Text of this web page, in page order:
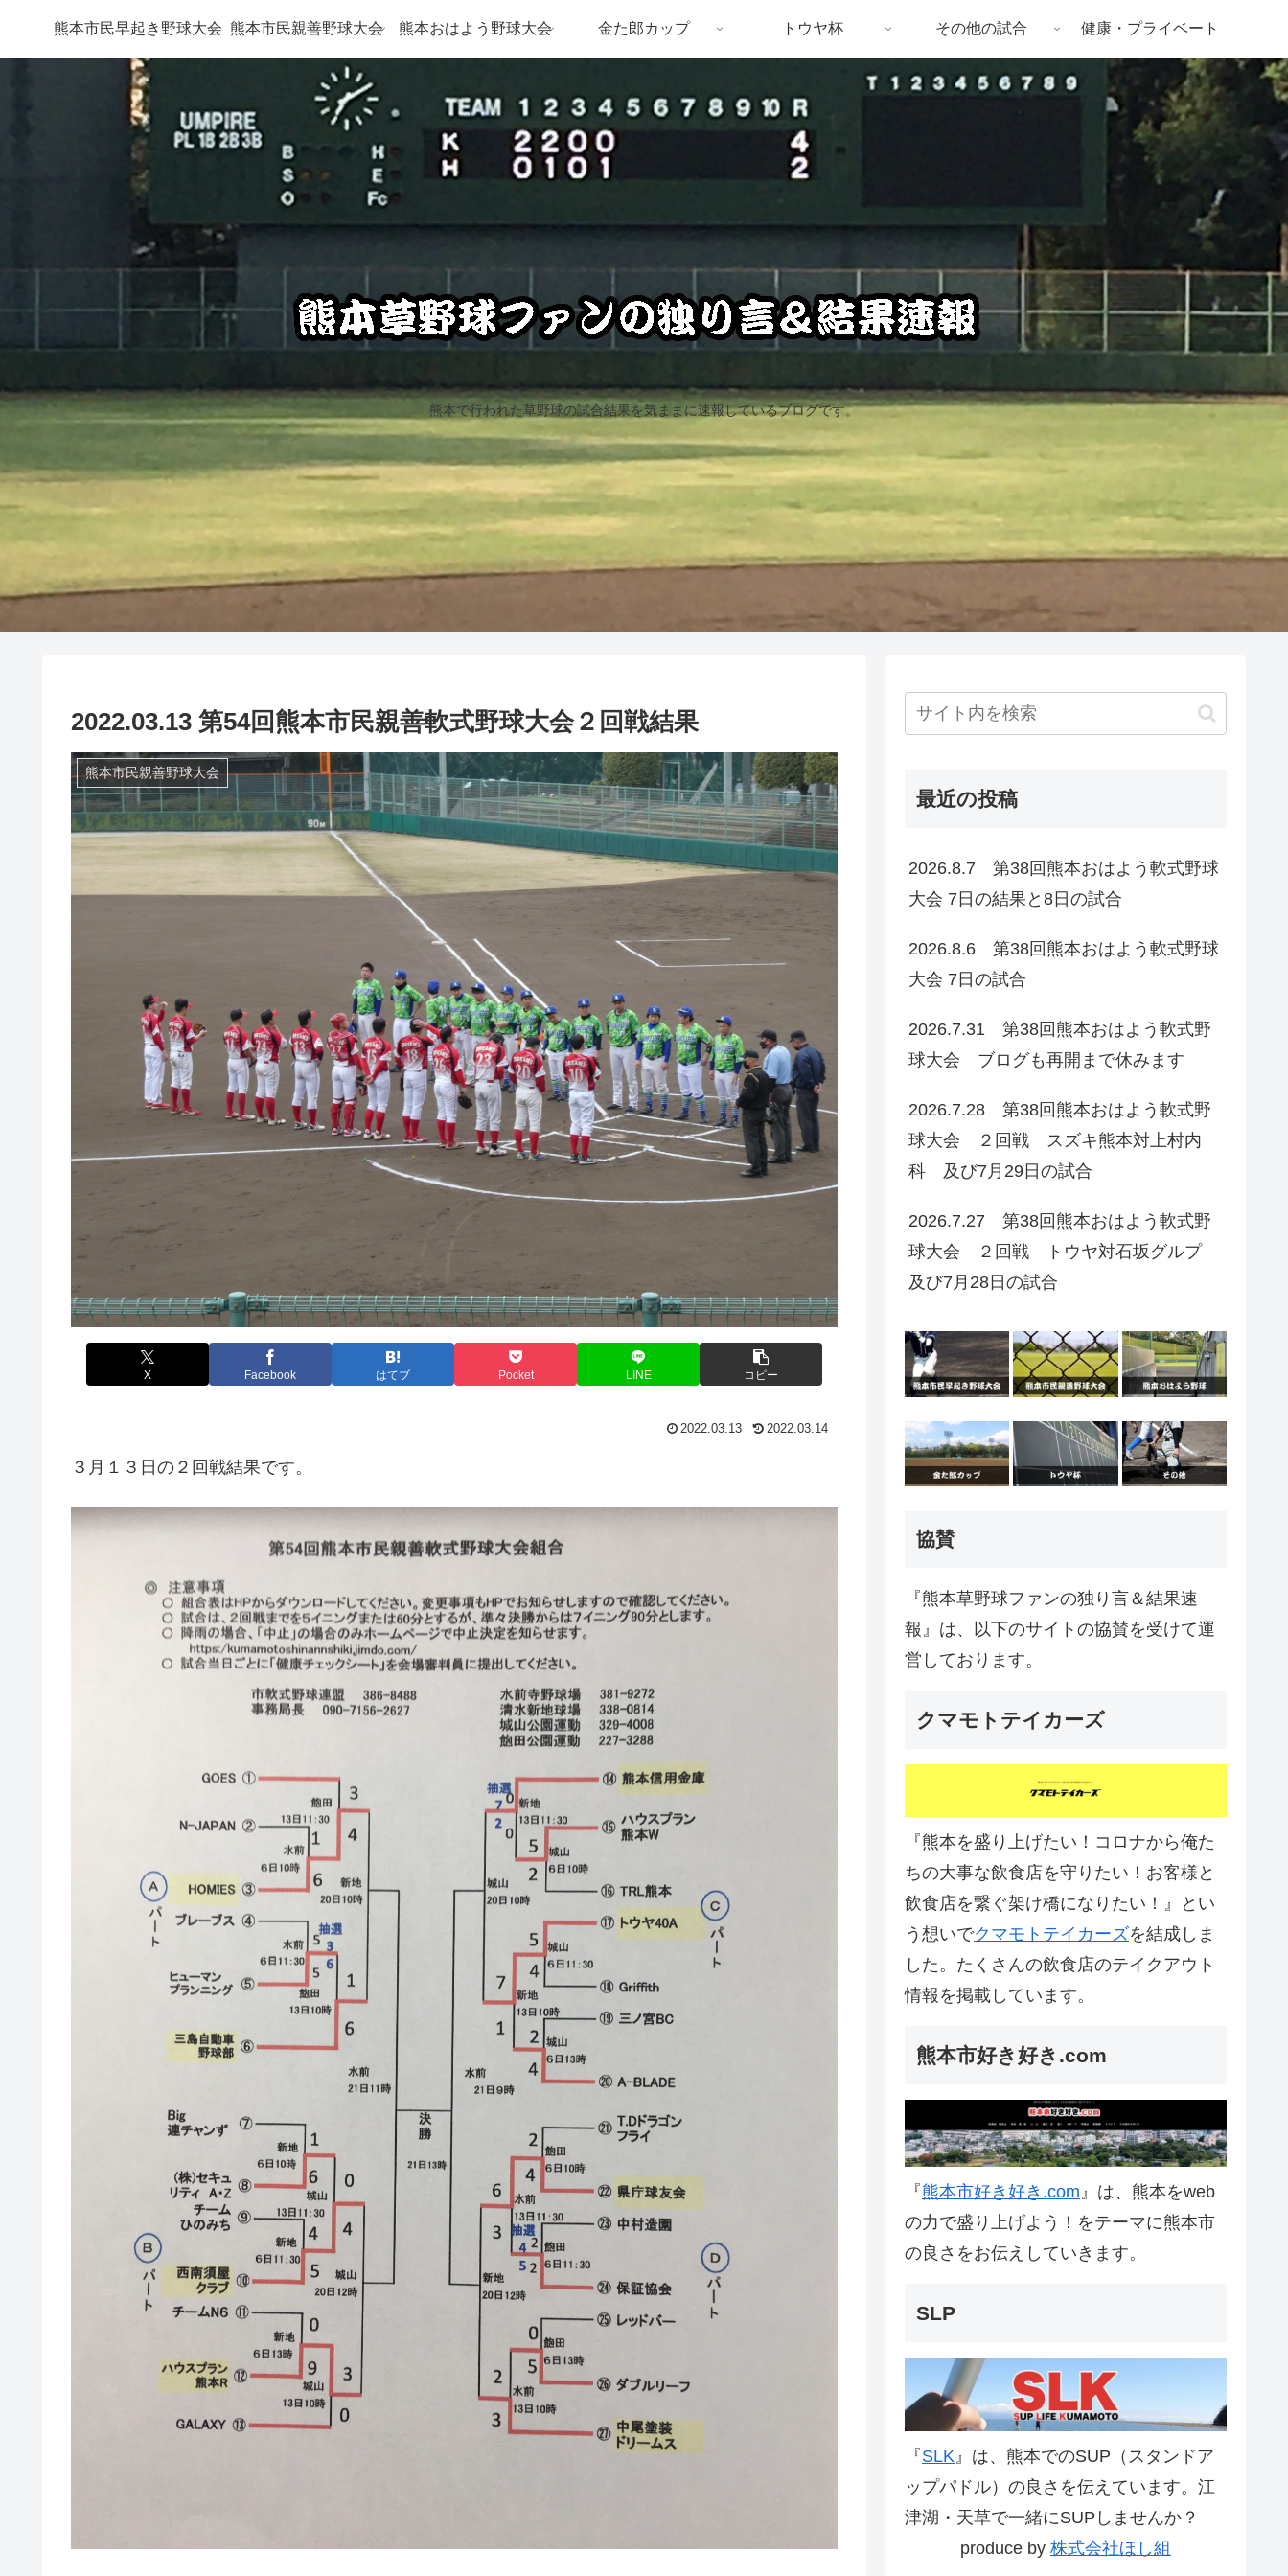
熊本で行われた草野球の試合結果を気ままに速報しているブログです。
熊本市民早起き野球大会 熊本市民親善野球大会 熊本おはよう野球大会 金た郎カップ トウヤ杯 その他の試合 健康・プライベート
2022.03.13 第54回熊本市民親善軟式野球大会２回戦結果
熊本市民親善野球大会
X Facebook はてブ Pocket LINE コピー
2022.03.13 2022.03.14
３月１３日の２回戦結果です。
最近の投稿
2026.8.7 第38回熊本おはよう軟式野球
大会 7日の結果と8日の試合
2026.8.6 第38回熊本おはよう軟式野球
大会 7日の試合
2026.7.31 第38回熊本おはよう軟式野
球大会 ブログも再開まで休みます
2026.7.28 第38回熊本おはよう軟式野
球大会 ２回戦 スズキ熊本対上村内
科 及び7月29日の試合
2026.7.27 第38回熊本おはよう軟式野
球大会 ２回戦 トウヤ対石坂グルプ
及び7月28日の試合
協賛
『熊本草野球ファンの独り言＆結果速
報』は、以下のサイトの協賛を受けて運
営しております。
クマモトテイカーズ
『熊本を盛り上げたい！コロナから俺た
ちの大事な飲食店を守りたい！お客様と
飲食店を繋ぐ架け橋になりたい！』とい
う想いでクマモトテイカーズを結成しま
した。たくさんの飲食店のテイクアウト
情報を掲載しています。
熊本市好き好き.com
『熊本市好き好き.com 』は、熊本をweb
の力で盛り上げよう！をテーマに熊本市
の良さをお伝えしていきます。
SLP
『SLK 』は、熊本でのSUP（スタンドア
ップパドル）の良さを伝えています。江
津湖・天草で一緒にSUPしませんか？
produce by 株式会社ほし組